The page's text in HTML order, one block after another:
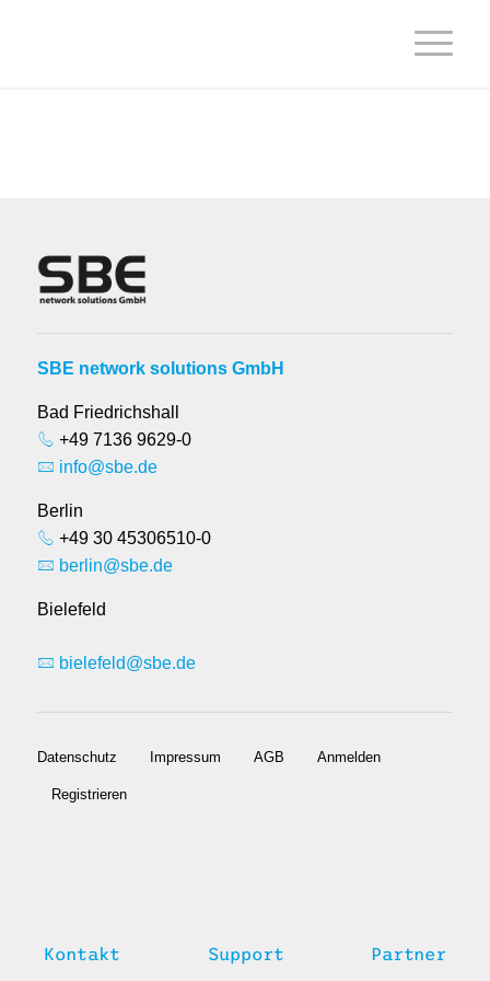
SBE network solutions GmbH
Bad Friedrichshall
+49 7136 9629-0
info@sbe.de
Berlin
+49 30 45306510-0
berlin@sbe.de
Bielefeld
bielefeld@sbe.de
Datenschutz Impressum AGB Anmelden
Registrieren
Kontakt Support Partner